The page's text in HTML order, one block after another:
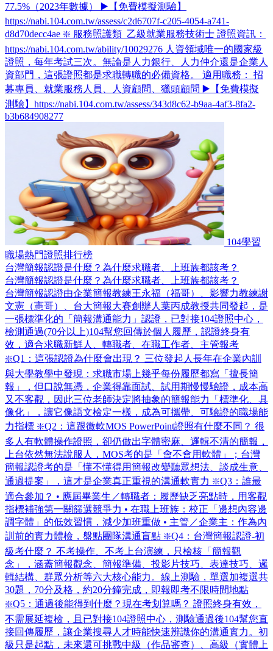
77.5%（2023年數據） ▶️【免費模擬測驗】
https://nabi.104.com.tw/assess/c2d6707f-c205-4054-a741-
d8d70decc4ae ❇️ 服務照護類_乙級就業服務技術士 證照資訊：
https://nabi.104.com.tw/ability/10029276 人資領域唯一的國家級
證照，每年考試三次。無論是人力銀行、人力仲介還是企業人
資部門，這張證照都是求職轉職的必備資格。 適用職務： 招
募專員、就業服務人員、人資顧問、獵頭顧問 ▶️【免費模擬
測驗】https://nabi.104.com.tw/assess/343d8c62-b9aa-4af3-8fa2-
b3b684908277
104學習
職場熱門證照排行榜
台灣簡報認證是什麼？為什麼求職者、上班族都該考？
台灣簡報認證是什麼？為什麼求職者、上班族都該考？
台灣簡報認證由企業簡報教練王永福（福哥）、影響力教練謝
文憲（憲哥）、台大簡報大賽創辦人葉丙成教授共同發起，是
一張標準化的「簡報溝通能力」認證，已對接104證照中心，
檢測通過(70分以上)104幫您回傳於個人履歷，認證終身有
效，適合求職新鮮人、轉職者、在職工作者、主管報考
❇️Q1：這張認證為什麼會出現？ 三位發起人長年在企業內訓
與大學教學中發現：求職市場上幾乎每份履歷都寫「擅長簡
報」，但口說無憑，企業得靠面試、試用期慢慢驗證，成本高
又不客觀，因此三位老師決定將抽象的簡報能力「標準化、具
像化」，讓它像語文檢定一樣，成為可攜帶、可驗證的職場能
力指標 ❇️Q2：這跟微軟MOS PowerPoint證照有什麼不同？ 很
多人有軟體操作證照，卻仍做出字體密麻、邏輯不清的簡報，
上台依然無法說服人，MOS考的是「會不會用軟體」；台灣
簡報認證考的是「懂不懂得用簡報改變聽眾想法、談成生意、
通過提案」，這才是企業真正重視的溝通軟實力 ❇️Q3：誰最
適合參加？ • 應屆畢業生／轉職者：履歷缺乏亮點時，用客觀
指標補強第一關篩選競爭力 • 在職上班族：校正「邊想內容邊
調字體」的低效習慣，減少加班重做 • 主管／企業主：作為內
訓前的實力體檢，盤點團隊溝通盲點 ❇️Q4：台灣簡報認證-初
級考什麼？ 不考操作、不考上台演練，只檢核「簡報觀
念」，涵蓋簡報觀念、簡報準備、投影片技巧、表達技巧、邏
輯結構、群眾分析等六大核心能力。線上測驗，單選加複選共
30題，70分及格，約20分鐘完成，即報即考不限時間地點
❇️Q5：通過後能得到什麼？現在考划算嗎？ 證照終身有效，
不需展延複檢，且已對接104證照中心，測驗通過後104幫您直
接回傳履歷，讓企業搜尋人才時能快速辨識你的溝通實力。初
級只是起點，未來還可挑戰中級（作品審查）、高級（實體上